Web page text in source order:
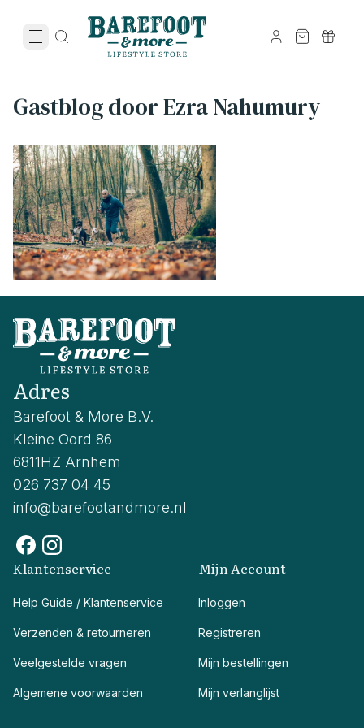
Gastblog door Ezra Nahumury
Adres
Barefoot & More B.V.
Kleine Oord 86
6811HZ Arnhem
026 737 04 45
info@barefootandmore.nl
Klantenservice
Help Guide / Klantenservice
Verzenden & retourneren
Veelgestelde vragen
Algemene voorwaarden
Mijn Account
Inloggen
Registreren
Mijn bestellingen
Mijn verlanglijst